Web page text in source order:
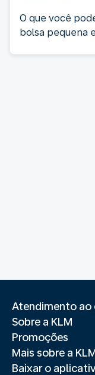
O que você
bolsa pequena
Atendimento ao
Sobre a KLM
Promoções
Mais sobre a
Baixar o